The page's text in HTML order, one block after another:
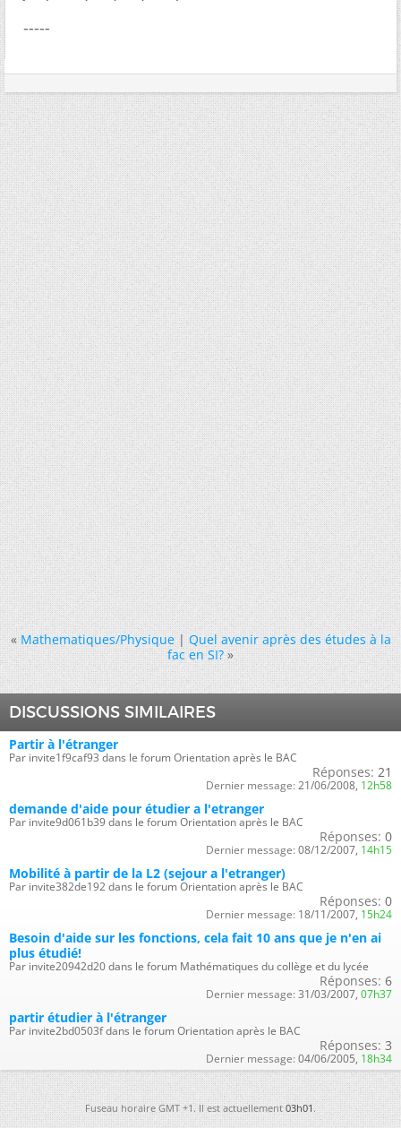
-----
« Mathematiques/Physique|Quel avenir après des études à la
fac en SI? »
DISCUSSIONS SIMILAIRES
Partir à l'étranger
Par invite1f9caf93 dans le forum Orientation après le BAC
Réponses: 21
Dernier message: 21/06/2008, 12h58
demande d'aide pour étudier a l'etranger
Par invite9d061b39 dans le forum Orientation après le BAC
Réponses: 0
Dernier message: 08/12/2007, 14h15
Mobilité à partir de la L2 (sejour a l'etranger)
Par invite382de192 dans le forum Orientation après le BAC
Réponses: 0
Dernier message: 18/11/2007, 15h24
Besoin d'aide sur les fonctions, cela fait 10 ans que je n'en ai
plus étudié!
Par invite20942d20 dans le forum Mathématiques du collège et du lycée
Réponses: 6
Dernier message: 31/03/2007, 07h37
partir étudier à l'étranger
Par invite2bd0503f dans le forum Orientation après le BAC
Réponses: 3
Dernier message: 04/06/2005, 18h34
Fuseau horaire GMT +1. Il est actuellement03h01.